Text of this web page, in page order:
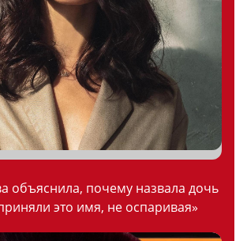
объяснила, почему назвала дочь
это имя, не оспаривая»